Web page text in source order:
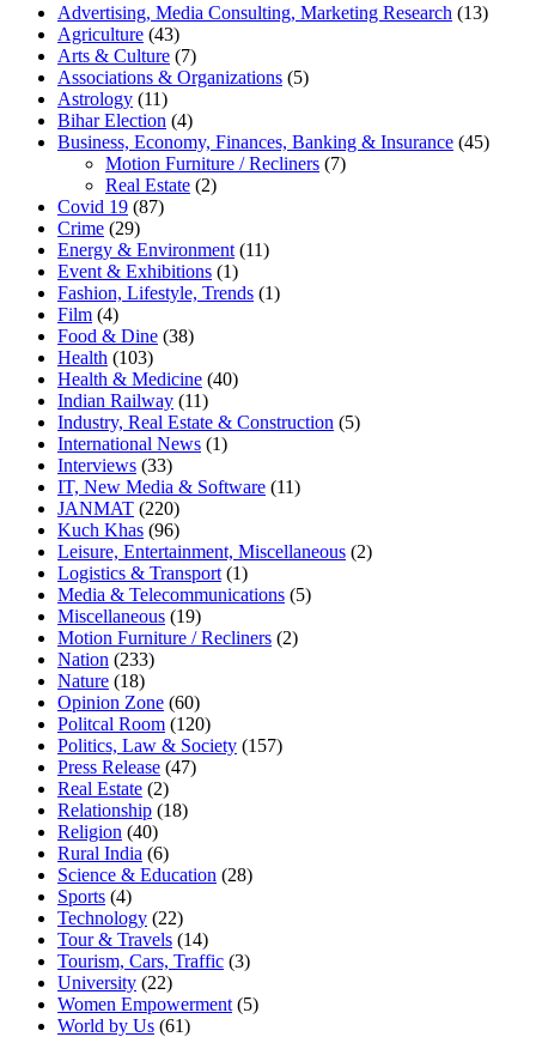
Advertising, Media Consulting, Marketing Research (13)
Agriculture (43)
Arts & Culture (7)
Associations & Organizations (5)
Astrology (11)
Bihar Election (4)
Business, Economy, Finances, Banking & Insurance (45)
Motion Furniture / Recliners (7)
Real Estate (2)
Covid 19 (87)
Crime (29)
Energy & Environment (11)
Event & Exhibitions (1)
Fashion, Lifestyle, Trends (1)
Film (4)
Food & Dine (38)
Health (103)
Health & Medicine (40)
Indian Railway (11)
Industry, Real Estate & Construction (5)
International News (1)
Interviews (33)
IT, New Media & Software (11)
JANMAT (220)
Kuch Khas (96)
Leisure, Entertainment, Miscellaneous (2)
Logistics & Transport (1)
Media & Telecommunications (5)
Miscellaneous (19)
Motion Furniture / Recliners (2)
Nation (233)
Nature (18)
Opinion Zone (60)
Politcal Room (120)
Politics, Law & Society (157)
Press Release (47)
Real Estate (2)
Relationship (18)
Religion (40)
Rural India (6)
Science & Education (28)
Sports (4)
Technology (22)
Tour & Travels (14)
Tourism, Cars, Traffic (3)
University (22)
Women Empowerment (5)
World by Us (61)